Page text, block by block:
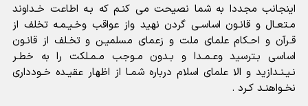
اینجانب مجددا به شما نصیحت مى کنـم که بـه اطاعت خـداوند
مـتعـال و قانـون اساسـى گردن نهید واز عواقب وخـیـمـه تخلف از
قـرآن و احـکام علماى ملت و زعماى مسلمیـن و تخـلف از قانـون
اساسی بـترسید وعـمـدا و بـدون مـوجب مـمـلکت را به خطـر
نـیـنـدازید و الا علماى اسلام درباره شمـا از اظهار عقیـده خـوددارى
نخـواهنـد کـرد .